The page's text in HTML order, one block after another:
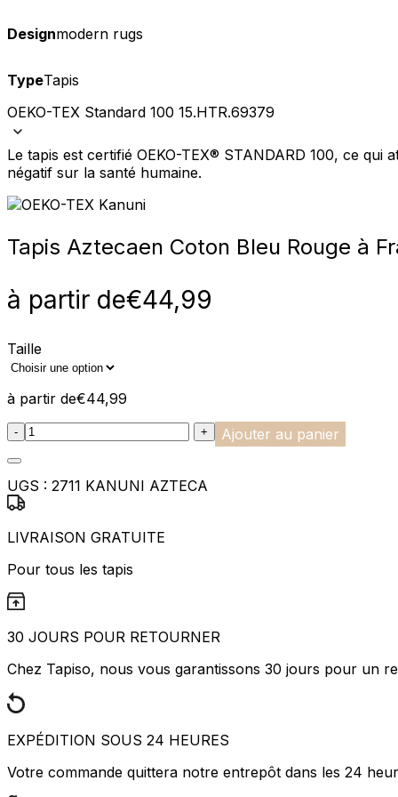
Designmodern rugs
TypeTapis
OEKO-TEX Standard 100 15.HTR.69379
Le tapis est certifié OEKO-TEX® STANDARD 100, ce
négatif sur la santé humaine.
Tapis Aztecaen Coton Bleu Rouge à
à partir de€44,99
Taille
à partir de€44,99
:product_name quantity
- + Ajouter au panier
UGS : 2711 KANUNI AZTECA
LIVRAISON GRATUITE
Pour tous les tapis
30 JOURS POUR RETOURNER
Chez Tapiso, nous vous garantissons 30 jours pour un
EXPÉDITION SOUS 24 HEURES
Votre commande quittera notre entrepôt dans les 24
utilisation de leurs services.
Préférences
Marketing